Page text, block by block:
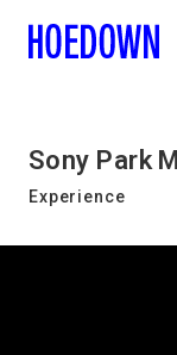
Sony Park
Experience